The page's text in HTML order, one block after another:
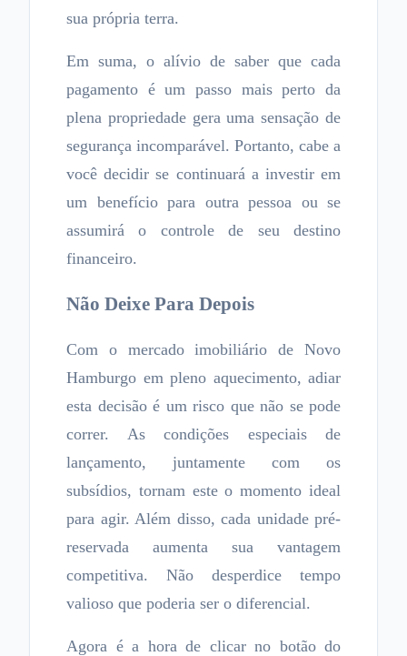
sua própria terra.
Em suma, o alívio de saber que cada
pagamento é um passo mais perto da
plena propriedade gera uma sensação de
segurança incomparável. Portanto, cabe a
você decidir se continuará a investir em
um benefício para outra pessoa ou se
assumirá o controle de seu destino
financeiro.
Não Deixe Para Depois
Com o mercado imobiliário de Novo
Hamburgo em pleno aquecimento, adiar
esta decisão é um risco que não se pode
correr. As condições especiais de
lançamento, juntamente com os
subsídios, tornam este o momento ideal
para agir. Além disso, cada unidade pré-
reservada aumenta sua vantagem
competitiva. Não desperdice tempo
valioso que poderia ser o diferencial.
Agora é a hora de clicar no botão do